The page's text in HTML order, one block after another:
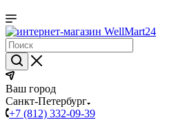
Ваш город
Санкт-Петербург
+7 (812) 332-09-39